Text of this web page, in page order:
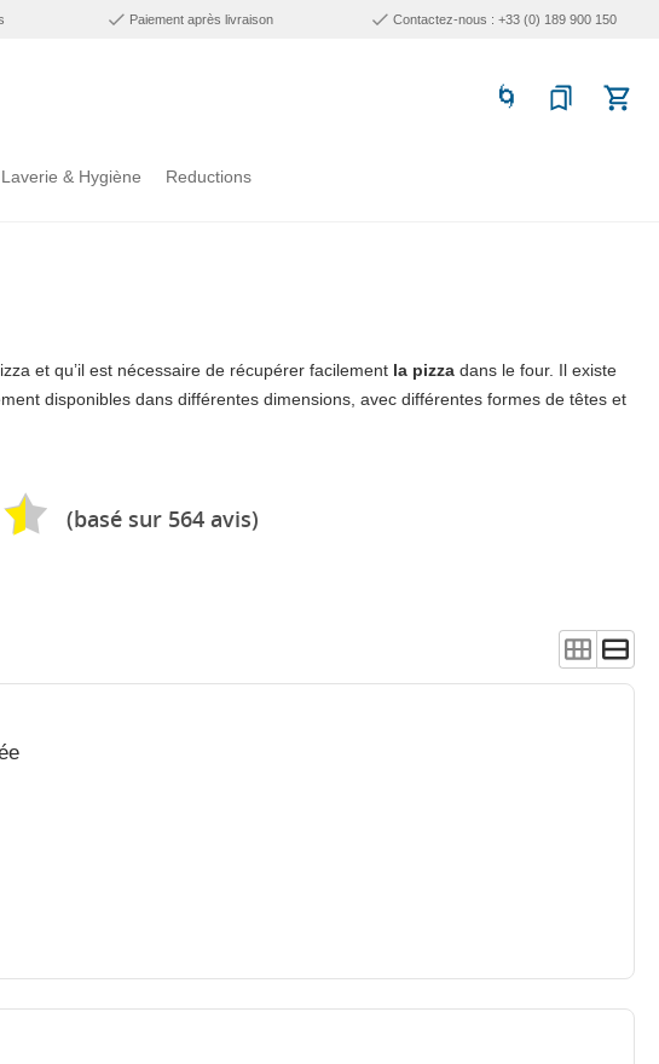
Paiement après livraison Contactez-nous : +33 (0) 189 900 150
Laverie & Hygiène Reductions
et qu’il est nécessaire de récupérer facilement la pizza dans le four. Il existe
disponibles dans différentes dimensions, avec différentes formes de têtes et
(basé sur 564 avis)